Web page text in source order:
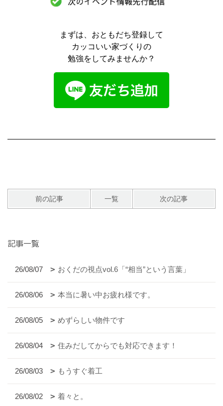
まずは、おともだち登録して
カッコいい家づくりの
勉強をしてみませんか？
前の記事 一覧 次の記事
記事一覧
26/08/07 おくだの視点vol.6「“相当”という言葉」
26/08/06 本当に暑い中お疲れ様です。
26/08/05 めずらしい物件です
26/08/04 住みだしてからでも対応できます！
26/08/03 もうすぐ着工
26/08/02 着々と。